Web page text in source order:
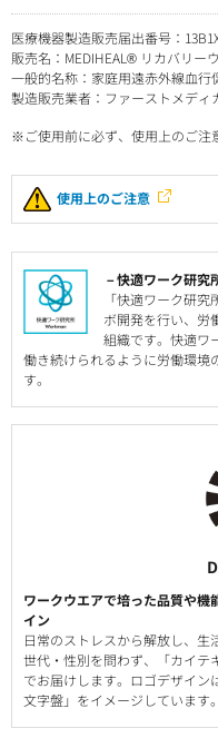
医療機器製造販売届出番号：
販売名：MEDIHEAL® リカバリー
一般的名称：家庭用遠赤外線血行
製造販売業者：ファーストメディ
※ご使用前に必ず、使用上のご注
使用上のご注意
－快適ワーク研究
「快適ワーク研
ボ開発を行い、労
組織です。快適ワ
働き続けられるように労働環境
す。
ワークウエアで培った品質や機
イン
日常のストレスから解放し、生
世代・性別を問わず、「カイテ
でお届けします。ロゴデザイン
文字盤」をイメージしています。